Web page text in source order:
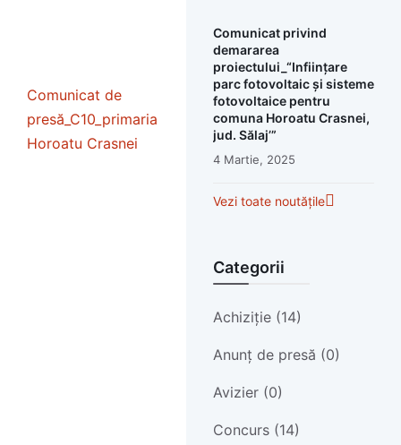
Comunicat de
presă_C10_primaria
Horoatu Crasnei
Comunicat privind
demararea
proiectului_“Inființare
parc fotovoltaic și sisteme
fotovoltaice pentru
comuna Horoatu Crasnei,
jud. Sălaj’”
4 Martie, 2025
Vezi toate noutățile
Categorii
Achiziție (14)
Anunț de presă (0)
Avizier (0)
Concurs (14)